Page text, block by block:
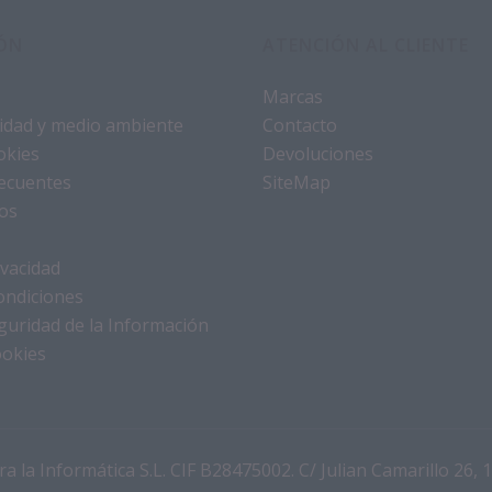
y medio ambiente
de la Información
Marcas
Contacto
Devoluciones
SiteMap
la Informática S.L. CIF B28475002. C/ Julian Camarillo 26,